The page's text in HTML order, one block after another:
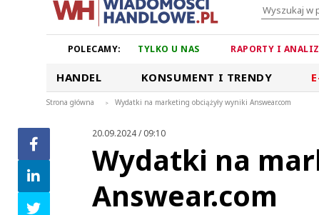
POLECAMY: TYLKO U NAS RAPORTY I
HANDEL KONSUMENT I TRENDY
Strona główna > Wydatki na marketing obciążyły wyniki Answear.com
20.09.2024 / 09:10
Wydatki na
Answear.com